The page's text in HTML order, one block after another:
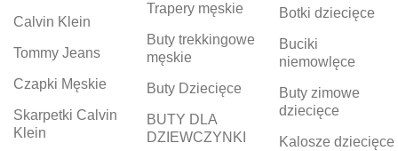
Calvin Klein
Tommy Jeans
Czapki Męskie
Skarpetki Calvin
Klein
Trapery męskie
Buty trekkingowe
męskie
Buty Dziecięce
BUTY DLA
DZIEWCZYNKI
Botki dziecięce
Buciki
niemowlęce
Buty zimowe
dziecięce
Kalosze dziecięce